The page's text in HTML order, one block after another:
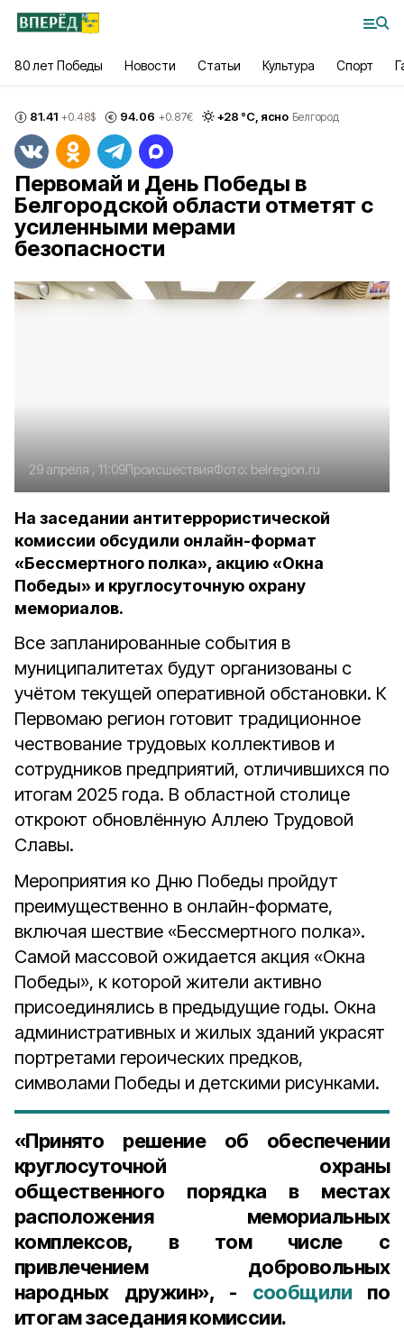
80 лет Победы Новости Статьи Культура Спорт
81.41 +0.48$ 94.06 +0.87€ +28 °С, ясно Белгород
Первомай и День Победы в
Белгородской области отметят с
усиленными мерами
безопасности
29 апреля , 11:09ПроисшествияФото: belregion.ru
На заседании антитеррористической
комиссии обсудили онлайн-формат
«Бессмертного полка», акцию «Окна
Победы» и круглосуточную охрану
мемориалов.
Все запланированные события в
муниципалитетах будут организованы с
учётом текущей оперативной обстановки. К
Первомаю регион готовит традиционное
чествование трудовых коллективов и
сотрудников предприятий, отличившихся по
итогам 2025 года. В областной столице
откроют обновлённую Аллею Трудовой
Славы.
Мероприятия ко Дню Победы пройдут
преимущественно в онлайн-формате,
включая шествие «Бессмертного полка».
Самой массовой ожидается акция «Окна
Победы», к которой жители активно
присоединялись в предыдущие годы. Окна
административных и жилых зданий украсят
портретами героических предков,
символами Победы и детскими рисунками.
«Принято решение об обеспечении
круглосуточной охраны
общественного порядка в местах
расположения мемориальных
комплексов, в том числе с
привлечением добровольных
народных дружин», - сообщили по
итогам заседания комиссии.